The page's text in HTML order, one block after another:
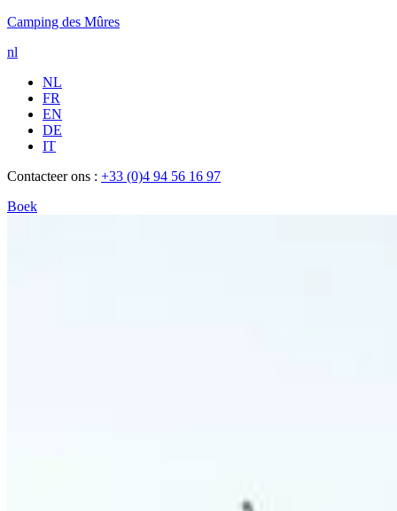
Camping des Mûres
nl
NL
FR
EN
DE
IT
Contacteer ons : +33 (0)4 94 56 16 97
Boek